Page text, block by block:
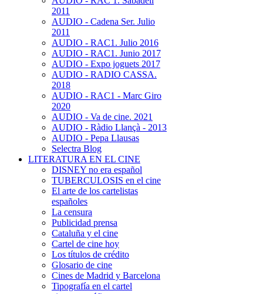
2011
AUDIO - Cadena Ser. Julio
2011
AUDIO - RAC1. Julio 2016
AUDIO - RAC1. Junio 2017
AUDIO - Expo joguets 2017
AUDIO - RADIO CASSA.
2018
AUDIO - RAC1 - Marc Giro
2020
AUDIO - Va de cine. 2021
AUDIO - Ràdio Llançà - 2013
AUDIO - Pepa Llausas
Selectra Blog
LITERATURA EN EL CINE
DISNEY no era español
TUBERCULOSIS en el cine
El arte de los cartelistas
españoles
La censura
Publicidad prensa
Cataluña y el cine
Cartel de cine hoy
Los títulos de crédito
Glosario de cine
Cines de Madrid y Barcelona
Tipografía en el cartel